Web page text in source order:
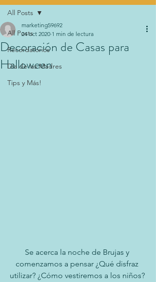
All Posts
Recordatorios
Día de las Madres
Tips y Más!
All Posts
Decoración de Casas para
Halloween
marketing59692
24 oct 2020 1 min de lectura
Se acerca la noche de Brujas y
comenzamos a pensar ¿Qué disfraz
utilizar? ¿Cómo vestiremos a los niños?